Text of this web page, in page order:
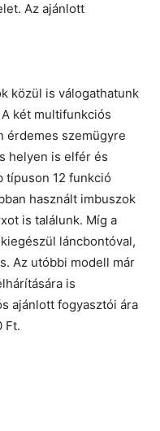
Az ajánlott
közül is válogathatunk
két multifunkciós
érdemes szemügyre
helyen is elfér és
típuson 12 funkció
használt imbuszok
is találunk. Míg a
láncbontóval,
Az utóbbi modell már
is
ajánlott fogyasztói ára
Ft.